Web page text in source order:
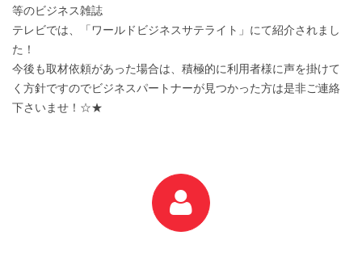
等のビジネス雑誌
テレビでは、「ワールドビジネスサテライト」にて紹介されまし
た！
今後も取材依頼があった場合は、積極的に利用者様に声を掛けて
く方針ですのでビジネスパートナーが見つかった方は是非ご連絡
下さいませ！☆★